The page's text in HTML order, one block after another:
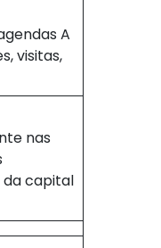
A
visitas,
nas
da capital